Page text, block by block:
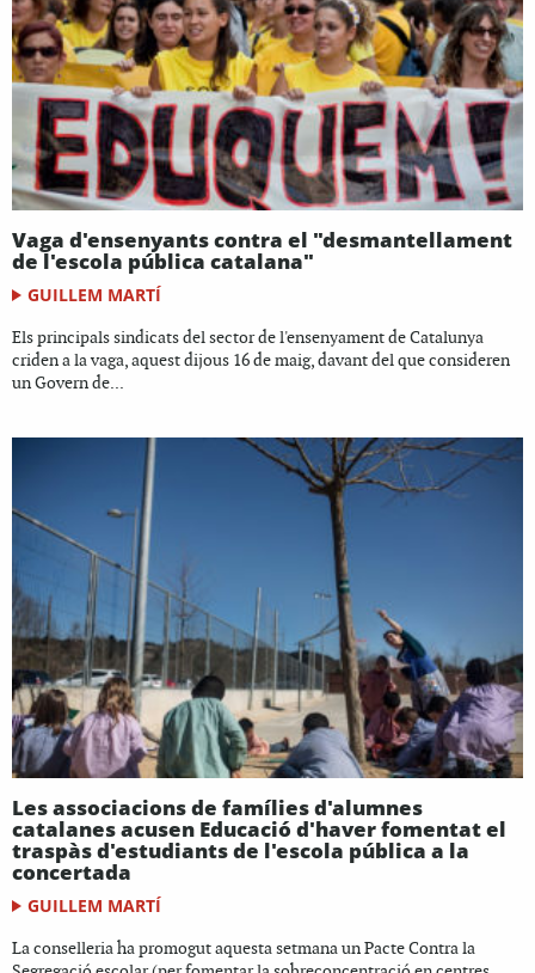
Vaga d'ensenyants contra el "desmantellament
de l'escola pública catalana"
GUILLEM MARTÍ
Els principals sindicats del sector de l'ensenyament de Catalunya
criden a la vaga, aquest dijous 16 de maig, davant del que consideren
un Govern de...
Les associacions de famílies d'alumnes
catalanes acusen Educació d'haver fomentat el
traspàs d'estudiants de l'escola pública a la
concertada
GUILLEM MARTÍ
La conselleria ha promogut aquesta setmana un Pacte Contra la